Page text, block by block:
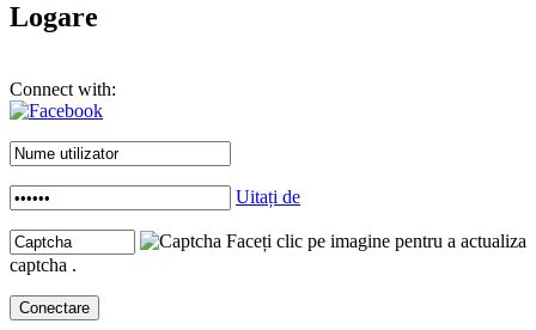
Logare
Connect with:
Uitați de
Faceți clic pe imagine pentru a actualiza
captcha .